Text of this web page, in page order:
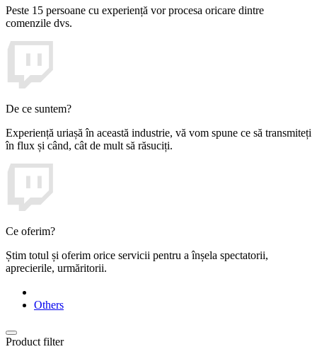
Peste 15 persoane cu experiență vor procesa oricare dintre
comenzile dvs.
De ce suntem?
Experiență uriașă în această industrie, vă vom spune ce să transmiteți
în flux și când, cât de mult să răsuciți.
Ce oferim?
Știm totul și oferim orice servicii pentru a înșela spectatorii,
aprecierile, urmăritorii.
Others
Product filter